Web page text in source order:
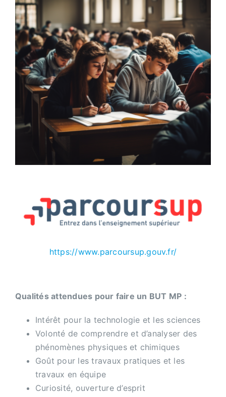
https://www.parcoursup.gouv.fr/
Qualités attendues pour faire un BUT MP :
Intérêt pour la technologie et les sciences
Volonté de comprendre et d’analyser des
phénomènes physiques et chimiques
Goût pour les travaux pratiques et les
travaux en équipe
Curiosité, ouverture d’esprit